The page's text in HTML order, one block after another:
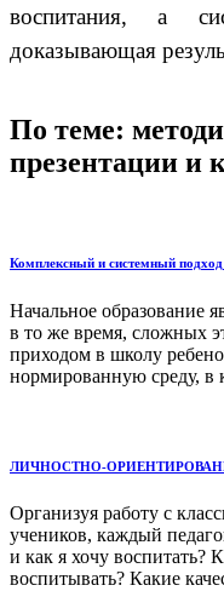
воспитания, а
доказывающая
По теме:
презентации и
Комплексный и системный
Начальное образование
в то же время, сложных
приходом в школу
нормированную среду, в
ЛИЧНОСТНО-
Организуя работу с
учеников, каждый
и как я хочу воспитать?
воспитывать? Какие